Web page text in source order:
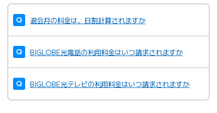
退会月の料金は、日割計算されますか
BIGLOBE光電話の利用料金はいつ請求されますか
BIGLOBE光テレビの利用料金はいつ請求されますか